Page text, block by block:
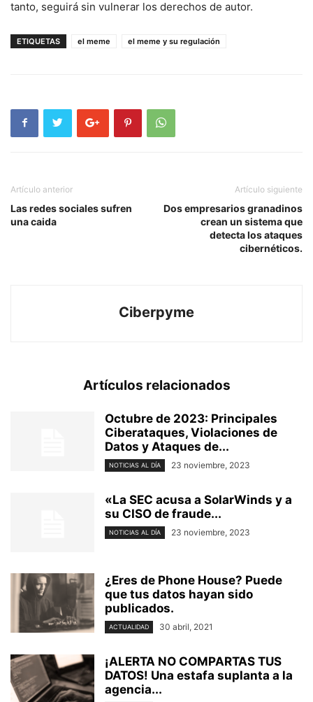
tanto, seguirá sin vulnerar los derechos de autor.
ETIQUETAS el meme el meme y su regulación
Artículo anterior
Las redes sociales sufren
una caida
Artículo siguiente
Dos empresarios granadinos
crean un sistema que
detecta los ataques
cibernéticos.
Ciberpyme
Artículos relacionados
Octubre de 2023: Principales
Ciberataques, Violaciones de
Datos y Ataques de...
NOTICIAS AL DÍA 23 noviembre, 2023
«La SEC acusa a SolarWinds y a
su CISO de fraude...
NOTICIAS AL DÍA 23 noviembre, 2023
¿Eres de Phone House? Puede
que tus datos hayan sido
publicados.
ACTUALIDAD 30 abril, 2021
¡ALERTA NO COMPARTAS TUS
DATOS! Una estafa suplanta a la
agencia...